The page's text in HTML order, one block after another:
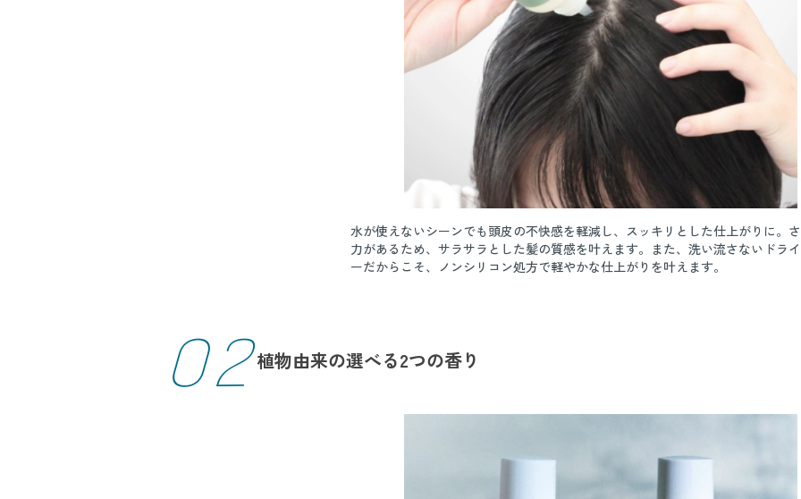
水が使えないシーンでも頭皮の不快感を軽減し、スッキリとした仕上がりに。
力があるため、サラサラとした髪の質感を叶えます。また、洗い流さないドラ
ーだからこそ、ノンシリコン処方で軽やかな仕上がりを叶えます。
02植物由来の選べる2つの香り